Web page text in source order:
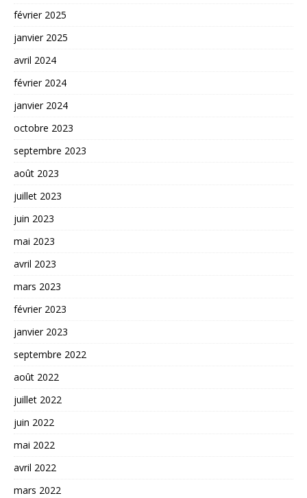
février 2025
janvier 2025
avril 2024
février 2024
janvier 2024
octobre 2023
septembre 2023
août 2023
juillet 2023
juin 2023
mai 2023
avril 2023
mars 2023
février 2023
janvier 2023
septembre 2022
août 2022
juillet 2022
juin 2022
mai 2022
avril 2022
mars 2022